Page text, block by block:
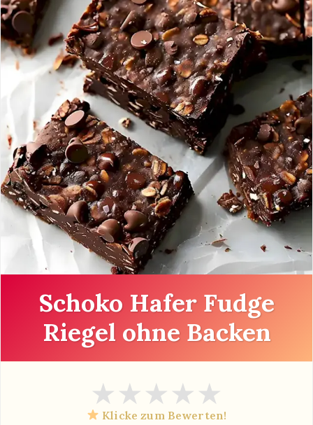
Schoko Hafer Fudge
Riegel ohne Backen
★★★★★
Klicke zum Bewerten!